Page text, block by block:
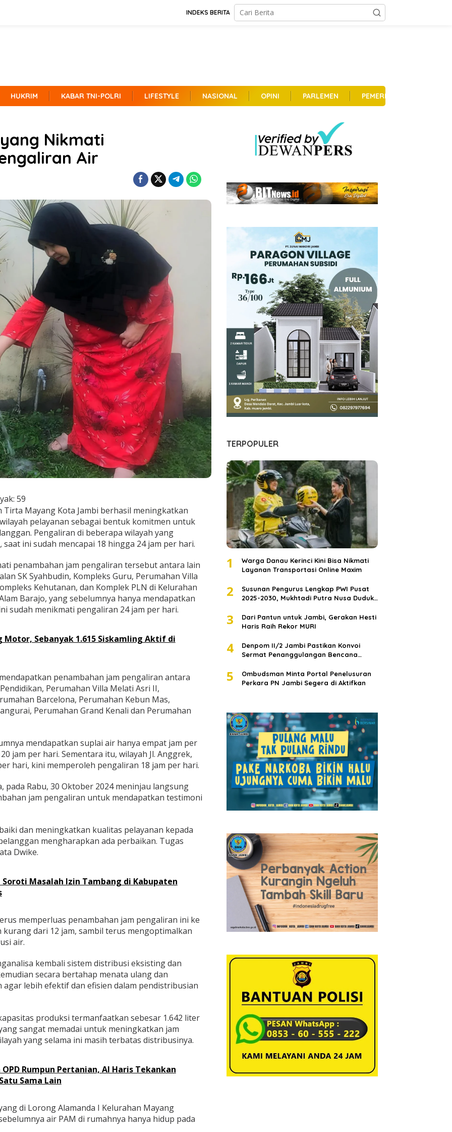
INDEKS BERITA
HUKRIM KABAR TNI-POLRI LIFESTYLE NASIONAL OPINI PARLEMEN PEMERINTAHAN
Nikmati
Air
59
Tirta Mayang Kota Jambi berhasil meningkatkan
pelayanan sebagai bentuk komitmen untuk
Pengaliran di beberapa wilayah yang
ini sudah mencapai 18 hingga 24 jam per hari.
penambahan jam pengaliran tersebut antara lain
SK Syahbudin, Kompleks Guru, Perumahan Villa
Kehutanan, dan Komplek PLN di Kelurahan
Barajo, yang sebelumnya hanya mendapatkan
sudah menikmati pengaliran 24 jam per hari.
Motor, Sebanyak 1.615 Siskamling Aktif di
penambahan jam pengaliran antara
Perumahan Villa Melati Asri II,
Barcelona, Perumahan Kebun Mas,
Perumahan Grand Kenali dan Perumahan
mendapatkan suplai air hanya empat jam per
jam per hari. Sementara itu, wilayah Jl. Anggrek,
hari, kini memperoleh pengaliran 18 jam per hari.
pada Rabu, 30 Oktober 2024 meninjau langsung
jam pengaliran untuk mendapatkan testimoni
dan meningkatkan kualitas pelayanan kepada
mengharapkan ada perbaikan. Tugas
Dwike.
Soroti Masalah Izin Tambang di Kabupaten
memperluas penambahan jam pengaliran ini ke
kurang dari 12 jam, sambil terus mengoptimalkan
air.
kembali sistem distribusi eksisting dan
secara bertahap menata ulang dan
lebih efektif dan efisien dalam pendistribusian
produksi termanfaatkan sebesar 1.642 liter
sangat memadai untuk meningkatkan jam
yang selama ini masih terbatas distribusinya.
Rumpun Pertanian, Al Haris Tekankan
Sama Lain
di Lorong Alamanda I Kelurahan Mayang
air PAM di rumahnya hanya hidup pada
TERPOPULER
1
Warga Danau Kerinci Kini Bisa Nikmati
Layanan Transportasi Online Maxim
2
Susunan Pengurus Lengkap PWI Pusat
2025-2030, Mukhtadi Putra Nusa Duduki
3
Dari Pantun untuk Jambi, Gerakan Hesti
Haris Raih Rekor MURI
4
Denpom II/2 Jambi Pastikan Konvoi
Sermat Penanggulangan Bencana
5
Ombudsman Minta Portal Penelusuran
Perkara PN Jambi Segera di Aktifkan